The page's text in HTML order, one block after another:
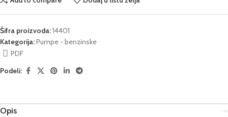
Šifra proizvoda:14401
Kategorija:Pumpe - benzinske
PDF
Podeli:
Opis